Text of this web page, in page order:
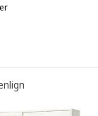
mørkegrå brun/
/ TONSTAD,